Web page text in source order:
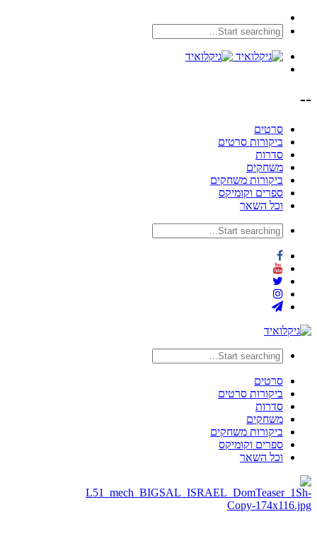
--
סרטים
ביקורות סרטים
סדרות
משחקים
ביקורות משחקים
ספרים וקומיקס
וכל השאר
סרטים
ביקורות סרטים
סדרות
משחקים
ביקורות משחקים
ספרים וקומיקס
וכל השאר